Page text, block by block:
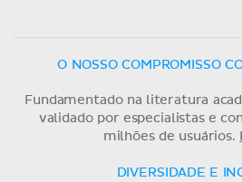
O NOSSO COMPROMISSO
Fundamentado na literatura
validado por especialistas e
milhões de usuários.
DIVERSIDADE E